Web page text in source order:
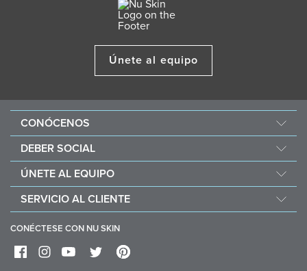
Únete al equipo
CONÓCENOS
One Global Voice
Nu Space LATAM by Nu Skin
DEBER SOCIAL
Force for Good
Nourish the Children
Sostenibilidad
Filosofía de los ingredientes
ÚNETE AL EQUIPO
SERVICIO AL CLIENTE
Cuidado y mantenimiento del dispositivo
CONÉCTESE CON NU SKIN